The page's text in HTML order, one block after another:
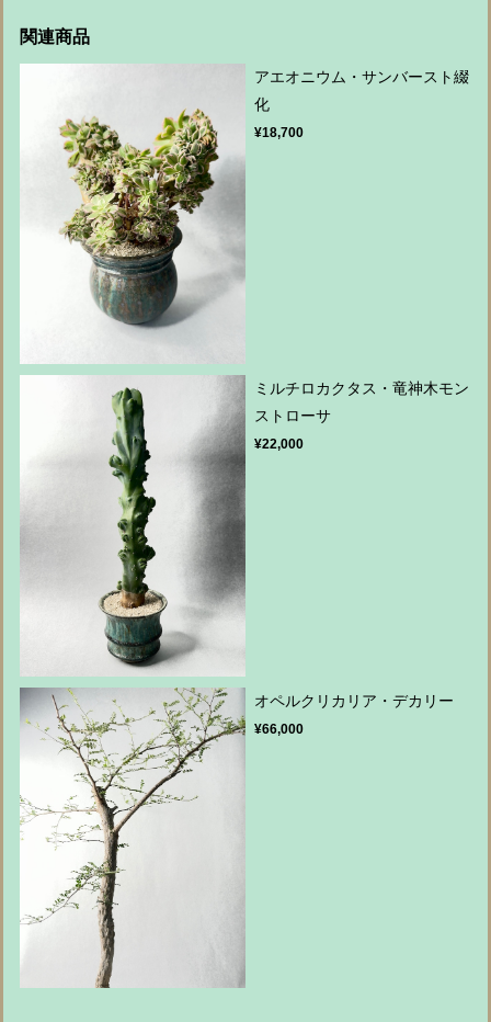
関連商品
アエオニウム・サンバースト綴
化
¥18,700
ミルチロカクタス・竜神木モン
ストローサ
¥22,000
オペルクリカリア・デカリー
¥66,000